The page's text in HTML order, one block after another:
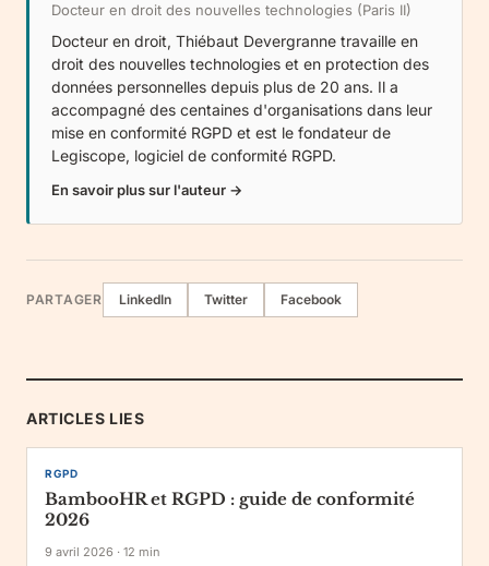
Docteur en droit des nouvelles technologies (Paris II)
Docteur en droit, Thiébaut Devergranne travaille en
droit des nouvelles technologies et en protection des
données personnelles depuis plus de 20 ans. Il a
accompagné des centaines d'organisations dans leur
mise en conformité RGPD et est le fondateur de
Legiscope, logiciel de conformité RGPD.
En savoir plus sur l'auteur →
PARTAGER LinkedIn Twitter Facebook
ARTICLES LIES
RGPD
BambooHR et RGPD : guide de conformité
2026
9 avril 2026 · 12 min